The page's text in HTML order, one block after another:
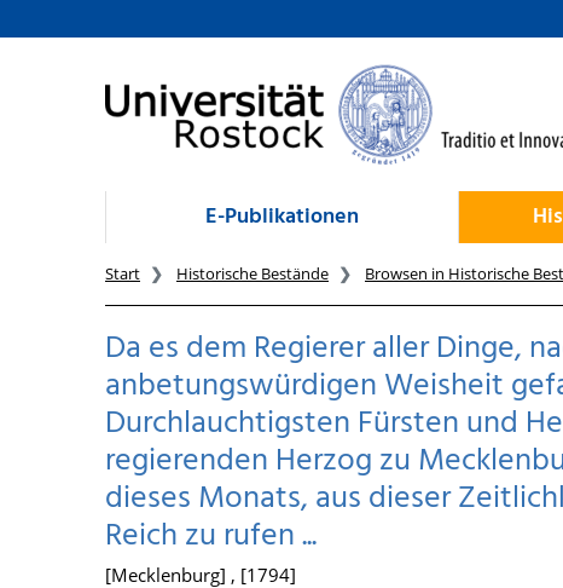
zum Inhalt
E-Publikationen
Start Historische Bestände Browsen in Historische
Da es dem Regierer aller Dinge,
anbetungswürdigen Weisheit
Durchlauchtigsten Fürsten und
regierenden Herzog zu
dieses Monats, aus dieser
Reich zu rufen ...
[Mecklenburg] , [1794]